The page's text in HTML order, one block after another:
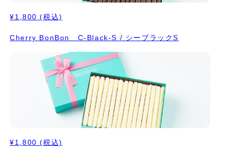
¥1,800 (税込)
Cherry BonBon C-Black-S / シーブラックS
¥1,800 (税込)